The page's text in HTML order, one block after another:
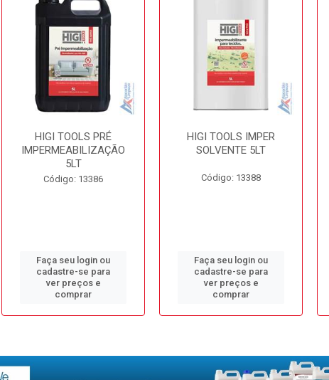
HIGI TOOLS PRÉ
IMPERMEABILIZAÇÃO
5LT
Código: 13386
Faça seu login ou
cadastre-se para
ver preços e
comprar
HIGI TOOLS IMPER
SOLVENTE 5LT
Código: 13388
Faça seu login ou
cadastre-se para
ver preços e
comprar